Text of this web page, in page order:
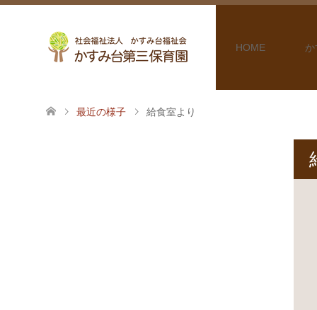
HOME
最近の様子 給食室より